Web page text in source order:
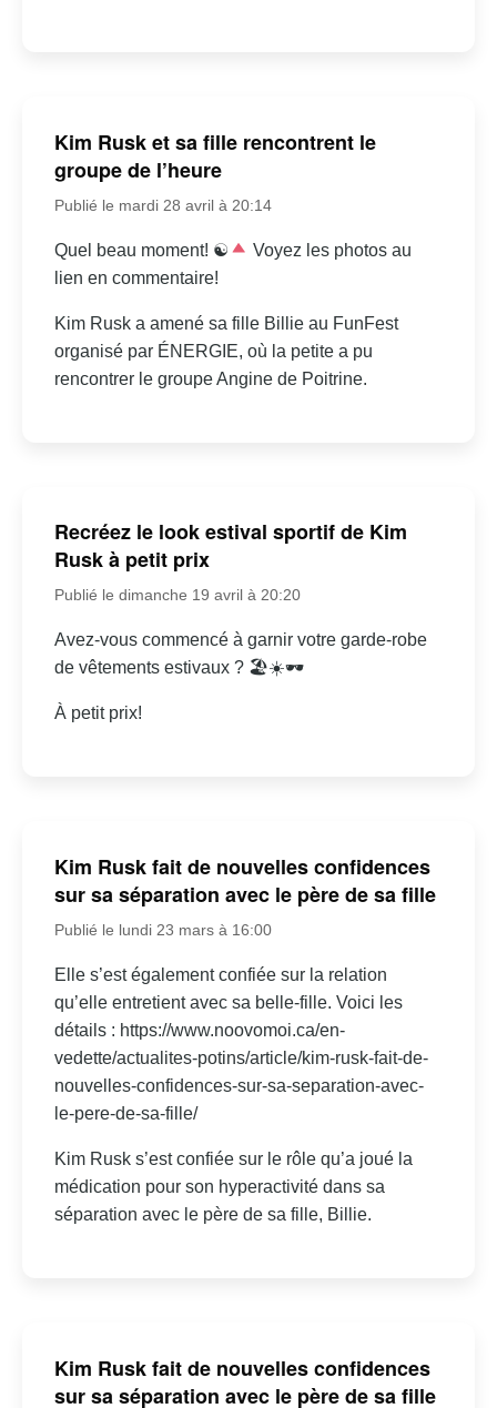
Kim Rusk et sa fille rencontrent le
groupe de l’heure
Publié le mardi 28 avril à 20:14
Quel beau moment! ☯
Voyez les photos au
lien en commentaire!
Kim Rusk a amené sa fille Billie au FunFest
organisé par ÉNERGIE, où la petite a pu
rencontrer le groupe Angine de Poitrine.
Recréez le look estival sportif de Kim
Rusk à petit prix
Publié le dimanche 19 avril à 20:20
Avez-vous commencé à garnir votre garde-robe
de vêtements estivaux ? 🏖☀🕶
À petit prix!
Kim Rusk fait de nouvelles confidences
sur sa séparation avec le père de sa fille
Publié le lundi 23 mars à 16:00
Elle s’est également confiée sur la relation
qu’elle entretient avec sa belle-fille. Voici les
détails : https://www.noovomoi.ca/en-
vedette/actualites-potins/article/kim-rusk-fait-de-
nouvelles-confidences-sur-sa-separation-avec-
le-pere-de-sa-fille/
Kim Rusk s’est confiée sur le rôle qu’a joué la
médication pour son hyperactivité dans sa
séparation avec le père de sa fille, Billie.
Kim Rusk fait de nouvelles confidences
sur sa séparation avec le père de sa fille